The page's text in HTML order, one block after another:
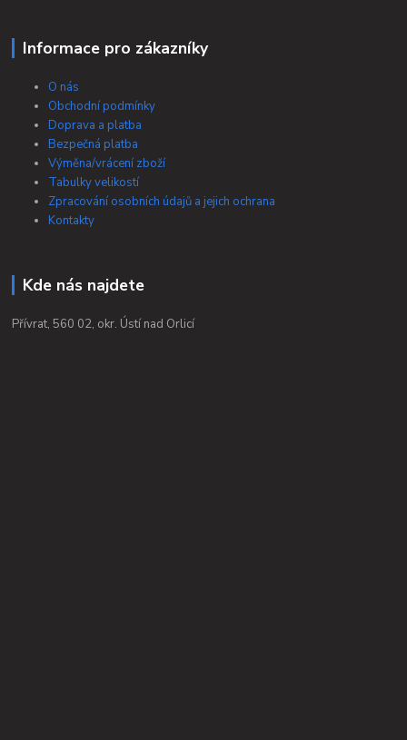
Informace pro zákazníky
O nás
Obchodní podmínky
Doprava a platba
Bezpečná platba
Výměna/vrácení zboží
Tabulky velikostí
Zpracování osobních údajů a jejich ochrana
Kontakty
Kde nás najdete
Přívrat, 560 02, okr. Ústí nad Orlicí